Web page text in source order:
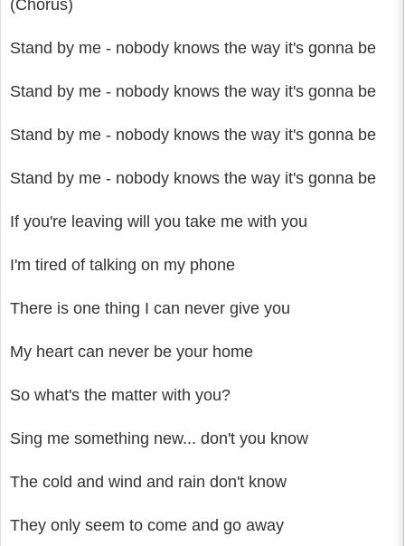
(Chorus)
Stand by me - nobody knows the way it's gonna be
Stand by me - nobody knows the way it's gonna be
Stand by me - nobody knows the way it's gonna be
Stand by me - nobody knows the way it's gonna be
If you're leaving will you take me with you
I'm tired of talking on my phone
There is one thing I can never give you
My heart can never be your home
So what's the matter with you?
Sing me something new... don't you know
The cold and wind and rain don't know
They only seem to come and go away